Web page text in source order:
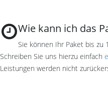
Wie kann ich das
Sie können Ihr Paket bis zu
Schreiben Sie uns hierzu einfach
Leistungen werden nicht